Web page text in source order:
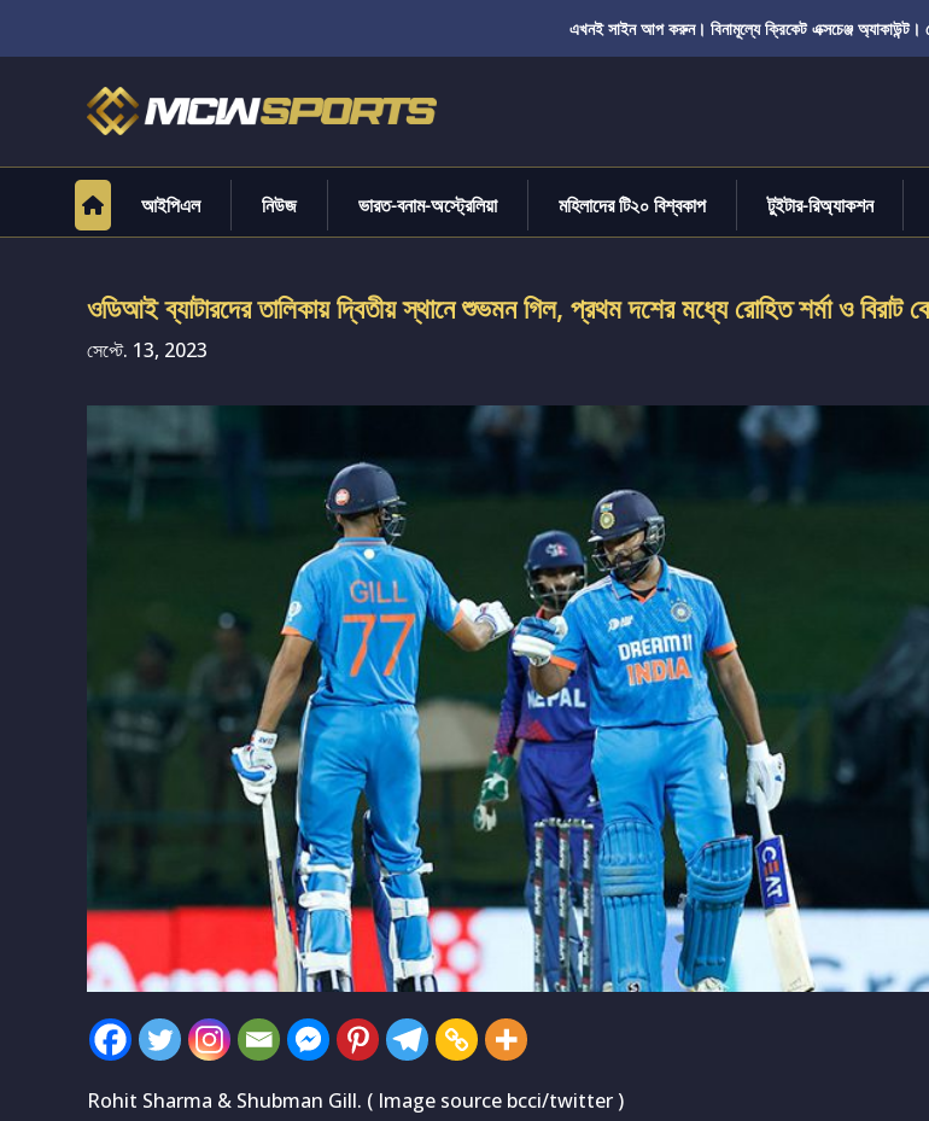
এখনই সাইন আপ করুন। বিনামূল্যে ক্রিকেট এক্সচেঞ্জ অ্যাকাউন্ট।
আইপিএল নিউজ ভারত-বনাম-অস্ট্রেলিয়া মহিলাদের টি২০ বিশ্বকাপ টুইটার-রিঅ্যাকশন
ওডিআই ব্যাটারদের তালিকায় দ্বিতীয় স্থানে শুভমন গিল, প্রথম দশের মধ্যে রোহিত শর্মা ও বিরাট
সেপ্টে. 13, 2023
Rohit Sharma & Shubman Gill. ( Image source bcci/twitter )